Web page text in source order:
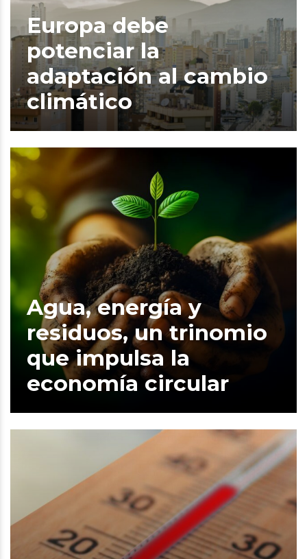
Europa debe
potenciar la
adaptación al cambio
climático
Agua, energía y
residuos, un trinomio
que impulsa la
economía circular